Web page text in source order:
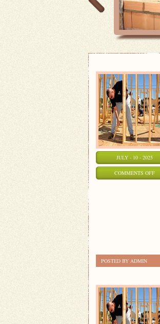
JULY - 10 - 2025
COMMENTS OFFON
POSTED BY ADMIN